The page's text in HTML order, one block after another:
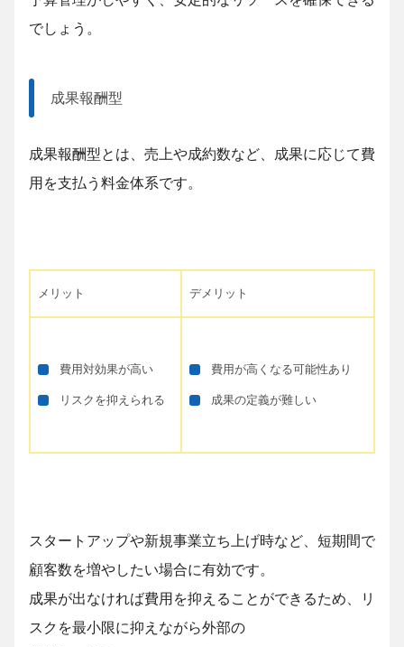
でしょう。
成果報酬型
成果報酬型とは、売上や成約数など、成果に応じて費
用を支払う料金体系です。
メリット デメリット
費用対効果が高い
リスクを抑えられる
費用が高くなる可能性あり
成果の定義が難しい
スタートアップや新規事業立ち上げ時など、短期間で
顧客数を増やしたい場合に有効です。
成果が出なければ費用を抑えることができるため、リ
スクを最小限に抑えながら外部の